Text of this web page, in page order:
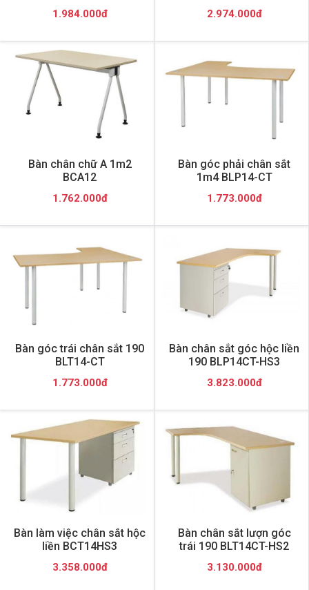
1.984.000đ 2.974.000đ
Bàn chân chữ A 1m2
BCA12
1.762.000đ
Bàn góc phải chân sắt
1m4 BLP14-CT
1.773.000đ
Bàn góc trái chân sắt 190
BLT14-CT
1.773.000đ
Bàn chân sắt góc hộc liền
190 BLP14CT-HS3
3.823.000đ
Bàn làm việc chân sắt hộc
liền BCT14HS3
3.358.000đ
Bàn chân sắt lượn góc
trái 190 BLT14CT-HS2
3.130.000đ